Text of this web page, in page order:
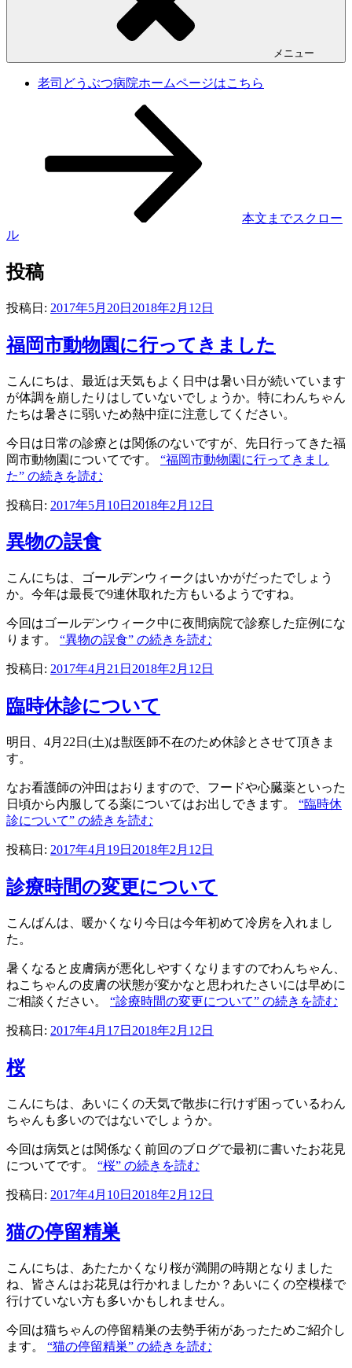
メニュー
老司どうぶつ病院ホームページはこちら
本文までスクロー
ル
投稿
投稿日: 2017年5月20日 2018年2月12日
福岡市動物園に行ってきました
こんにちは、最近は天気もよく日中は暑い日が続いています
が体調を崩したりはしていないでしょうか。特にわんちゃん
たちは暑さに弱いため熱中症に注意してください。
今日は日常の診療とは関係のないですが、先日行ってきた福
岡市動物園についてです。 “福岡市動物園に行ってきまし
た” の続きを読む
投稿日: 2017年5月10日 2018年2月12日
異物の誤食
こんにちは、ゴールデンウィークはいかがだったでしょう
か。今年は最長で9連休取れた方もいるようですね。
今回はゴールデンウィーク中に夜間病院で診察した症例にな
ります。 “異物の誤食” の続きを読む
投稿日: 2017年4月21日 2018年2月12日
臨時休診について
明日、4月22日(土)は獣医師不在のため休診とさせて頂きま
す。
なお看護師の沖田はおりますので、フードや心臓薬といった
日頃から内服してる薬についてはお出しできます。 “臨時休
診について” の続きを読む
投稿日: 2017年4月19日 2018年2月12日
診療時間の変更について
こんばんは、暖かくなり今日は今年初めて冷房を入れまし
た。
暑くなると皮膚病が悪化しやすくなりますのでわんちゃん、
ねこちゃんの皮膚の状態が変かなと思われたさいには早めに
ご相談ください。 “診療時間の変更について” の続きを読む
投稿日: 2017年4月17日 2018年2月12日
桜
こんにちは、あいにくの天気で散歩に行けず困っているわん
ちゃんも多いのではないでしょうか。
今回は病気とは関係なく前回のブログで最初に書いたお花見
についてです。 “桜” の続きを読む
投稿日: 2017年4月10日 2018年2月12日
猫の停留精巣
こんにちは、あたたかくなり桜が満開の時期となりました
ね、皆さんはお花見は行かれましたか？あいにくの空模様で
行けていない方も多いかもしれません。
今回は猫ちゃんの停留精巣の去勢手術があったためご紹介し
ます。 “猫の停留精巣” の続きを読む